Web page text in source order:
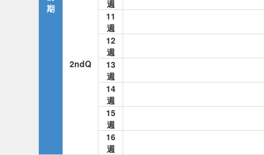
期
2ndQ
週
11
週
12
週
13
週
14
週
15
週
16
週